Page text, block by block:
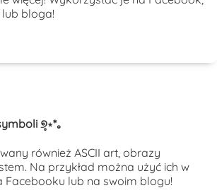
bloga!
୭̥⋆*｡
również ASCII art, obrazy
Na przykład można użyć ich w
Facebooku lub na swoim blogu!